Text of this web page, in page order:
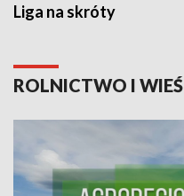
Liga na skróty
ROLNICTWO I WIEŚ